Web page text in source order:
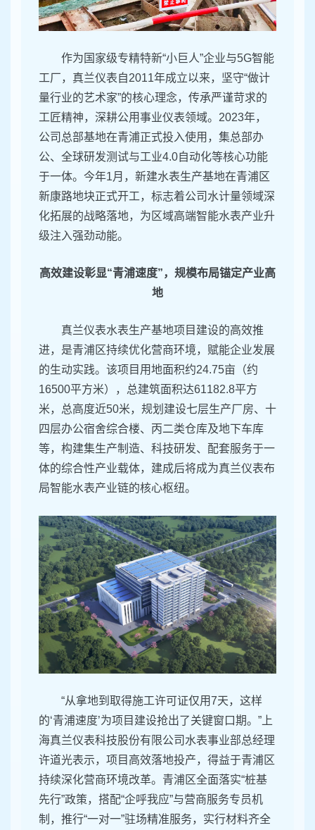
作为国家级专精特新“小巨人”企业与5G智能
工厂，真兰仪表自2011年成立以来，坚守“做计
量行业的艺术家”的核心理念，传承严谨苛求的
工匠精神，深耕公用事业仪表领域。2023年，
公司总部基地在青浦正式投入使用，集总部办
公、全球研发测试与工业4.0自动化等核心功能
于一体。今年1月，新建水表生产基地在青浦区
新康路地块正式开工，标志着公司水计量领域深
化拓展的战略落地，为区域高端智能水表产业升
级注入强劲动能。
高效建设彰显“青浦速度”，规模布局锚定产业高
地
真兰仪表水表生产基地项目建设的高效推
进，是青浦区持续优化营商环境，赋能企业发展
的生动实践。该项目用地面积约24.75亩（约
16500平方米），总建筑面积达61182.8平方
米，总高度近50米，规划建设七层生产厂房、十
四层办公宿舍综合楼、丙二类仓库及地下车库
等，构建集生产制造、科技研发、配套服务于一
体的综合性产业载体，建成后将成为真兰仪表布
局智能水表产业链的核心枢纽。
“从拿地到取得施工许可证仅用7天，这样
的‘青浦速度’为项目建设抢出了关键窗口期。”上
海真兰仪表科技股份有限公司水表事业部总经理
许道光表示，项目高效落地投产，得益于青浦区
持续深化营商环境改革。青浦区全面落实“桩基
先行”政策，搭配“企呼我应”与营商服务专员机
制，推行“一对一”驻场精准服务，实行材料齐全